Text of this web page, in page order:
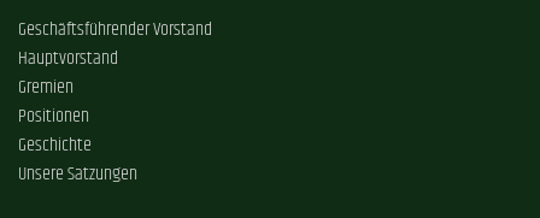
Geschäftsführender Vorstand
Hauptvorstand
Gremien
Positionen
Geschichte
Unsere Satzungen